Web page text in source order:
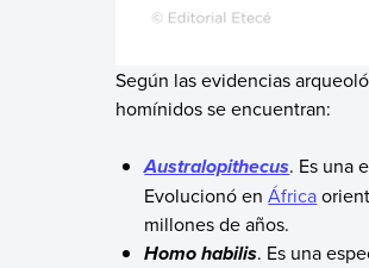
Según las evidencias
homínidos se encuentran:
Australopithecus. Es una
Evolucionó enÁfrica
millones de años.
Homo habilis. Es una